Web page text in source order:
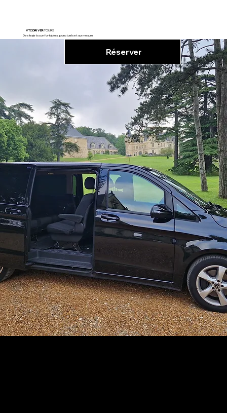
VTC DRIVERTOURS
Des trajets confortables, ponctuels et sur mesure
Réserver